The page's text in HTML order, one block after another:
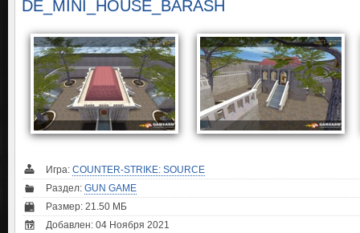
DE_MINI_HOUSE_BARASH
Игра: COUNTER-STRIKE: SOURCE
Раздел: GUN GAME
Размер: 21.50 МБ
Добавлен: 04 Ноября 2021